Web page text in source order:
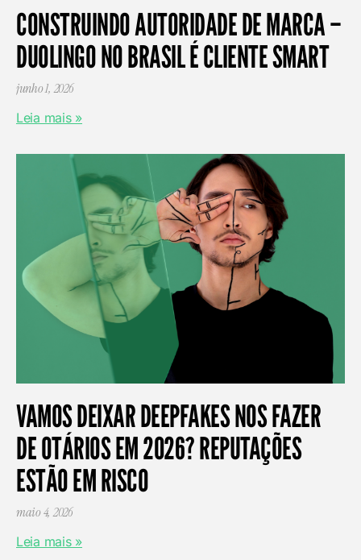
CONSTRUINDO AUTORIDADE DE MARCA –
DUOLINGO NO BRASIL É CLIENTE SMART
junho 1, 2026
Leia mais »
VAMOS DEIXAR DEEPFAKES NOS FAZER
DE OTÁRIOS EM 2026? REPUTAÇÕES
ESTÃO EM RISCO
maio 4, 2026
Leia mais »